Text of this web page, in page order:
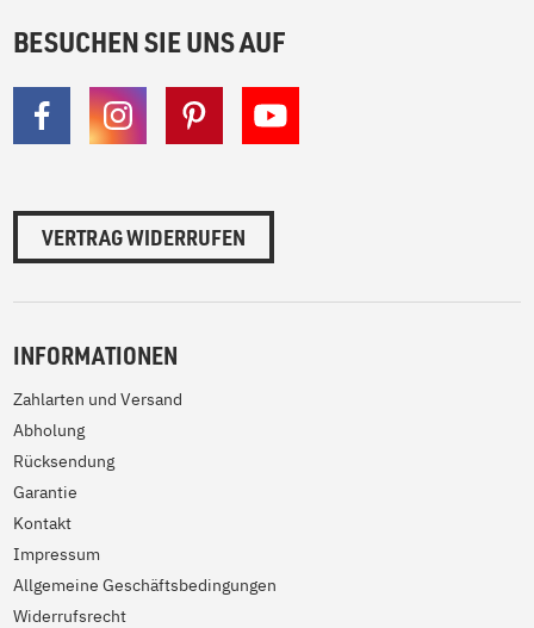
BESUCHEN SIE UNS AUF
VERTRAG WIDERRUFEN
INFORMATIONEN
Zahlarten und Versand
Abholung
Rücksendung
Garantie
Kontakt
Impressum
Allgemeine Geschäftsbedingungen
Widerrufsrecht